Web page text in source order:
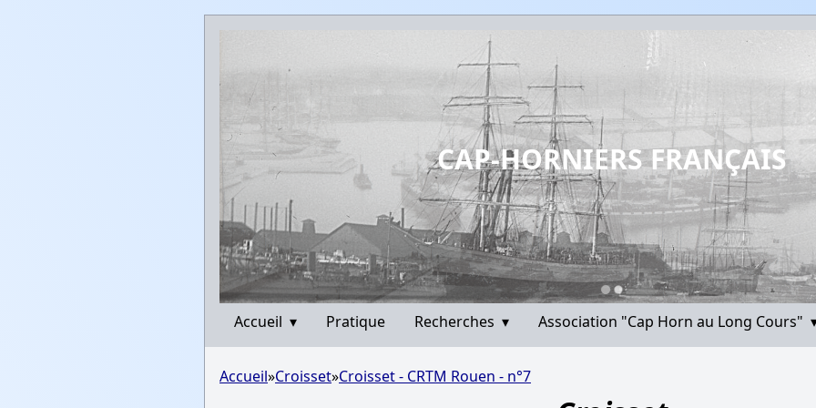
CAP-HORNIERS FRANÇAIS
Accueil ▾ Pratique Recherches ▾ Association "Cap Horn au Long Cours"
Accueil»Croisset»Croisset - CRTM Rouen - n°7